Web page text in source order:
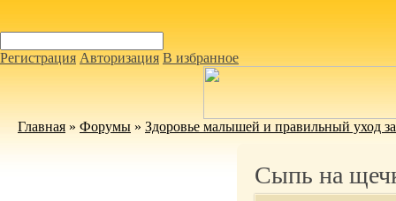
Регистрация Авторизация В избранное
Главная » Форумы » Здоровье малышей и правильный уход
Сыпь на